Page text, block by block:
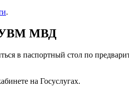
.
ГУВМ МВД
в паспортный стол по
на Госуслугах.